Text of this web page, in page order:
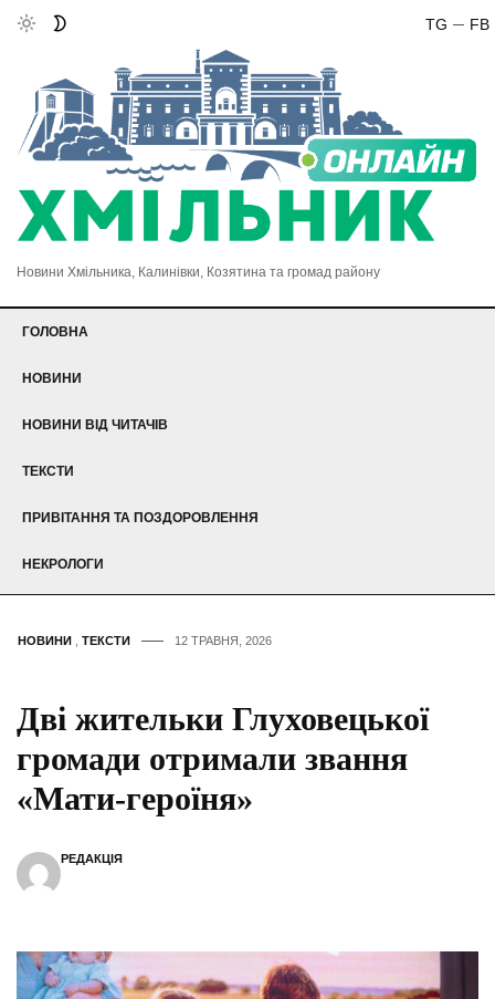
FB
TG
Новини Хмільника, Калинівки, Козятина та громад району
ГОЛОВНА
НОВИНИ
НОВИНИ ВІД ЧИТАЧІВ
ТЕКСТИ
ПРИВІТАННЯ ТА ПОЗДОРОВЛЕННЯ
НЕКРОЛОГИ
НОВИНИ ТЕКСТИ 12 ТРАВНЯ, 2026
Дві жительки Глуховецької
громади отримали звання
«Мати-героїня»
РЕДАКЦІЯ